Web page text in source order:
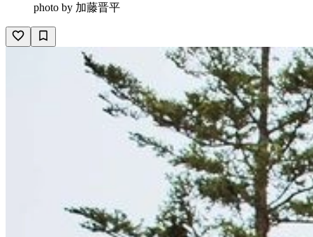
photo by 加藤晋平